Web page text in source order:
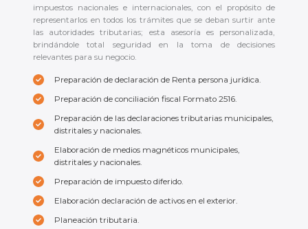
impuestos nacionales e internacionales, con el propósito de
representarlos en todos los trámites que se deban surtir ante
las autoridades tributarias; esta asesoría es personalizada,
brindándole total seguridad en la toma de decisiones
relevantes para su negocio.
Preparación de declaración de Renta persona jurídica.
Preparación de conciliación fiscal Formato 2516.
Preparación de las declaraciones tributarias municipales,
distritales y nacionales.
Elaboración de medios magnéticos municipales,
distritales y nacionales.
Preparación de impuesto diferido.
Elaboración declaración de activos en el exterior.
Planeación tributaria.